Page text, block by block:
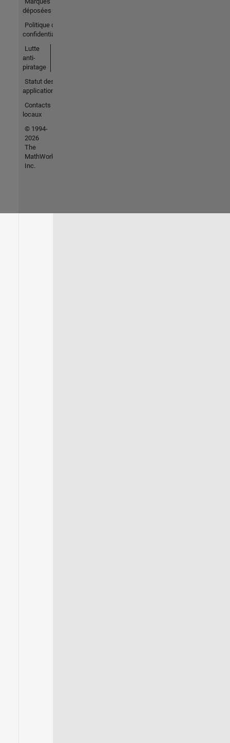
déposées
Politique de
confidentialité
Lutte
anti-
piratage
Statut des
applications
Contacts
locaux
© 1994-
2026
The
MathWorks,
Inc.